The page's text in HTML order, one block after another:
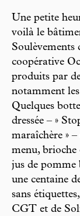
Une petite
voilà le
Soulèvements
coopérative
produits par
notamment
Quelques
dressée – »
maraîchère »
menu, brioche
jus de pomme
une centaine
sans
CGT et de